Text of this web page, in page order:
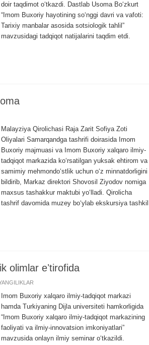
doir taqdimot oʻtkazdi. Dastlab Usoma Boʻzkurt
“Imom Buxoriy hayotining soʻnggi davri va vafoti:
Tarixiy manbalar asosida sotsiologik tahlil”
mavzusidagi tadqiqot natijalarini taqdim etdi.
Malayziya Qirolichasi Raja Zarit Sofiya Zoti
Oliyalari Samarqandga tashrifi doirasida Imom
Buxoriy majmuasi va Imom Buxoriy xalqaro ilmiy-
tadqiqot markazida ko‘rsatilgan yuksak ehtirom va
samimiy mehmondo‘stlik uchun o‘z minnatdorligini
bildirib, Markaz direktori Shovosil Ziyodov nomiga
maxsus tashakkur maktubi yo‘lladi. Qirolicha
tashrif davomida muzey bo‘ylab ekskursiya tashkil
olimlar eʼtirofida
Imom Buxoriy xalqaro ilmiy-tadqiqot markazi
hamda Turkiyaning Dijla universiteti hamkorligida
“Imom Buxoriy xalqaro ilmiy-tadqiqot markazining
faoliyati va ilmiy-innovatsion imkoniyatlari”
mavzusida onlayn ilmiy seminar oʻtkazildi.